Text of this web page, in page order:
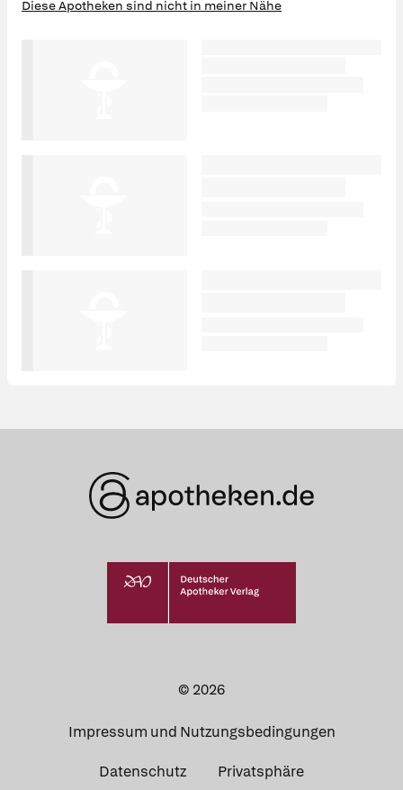
Diese Apotheken sind nicht in meiner Nähe
© 2026
Impressum und Nutzungsbedingungen
Datenschutz Privatsphäre